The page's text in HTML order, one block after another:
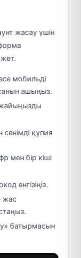
жасау үшін
мобильді
ашыңыз.
құпия
мен бір кіші
енгізіңіз.
жас
батырмасын